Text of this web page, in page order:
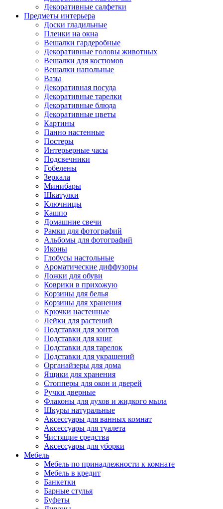
Декоративные салфетки
Предметы интерьера
Доски гладильные
Пленки на окна
Вешалки гардеробные
Декоративные головы животных
Вешалки для костюмов
Вешалки напольные
Вазы
Декоративная посуда
Декоративные тарелки
Декоративные блюда
Декоративные цветы
Картины
Панно настенные
Постеры
Интерьерные часы
Подсвечники
Гобелены
Зеркала
Минибары
Шкатулки
Ключницы
Кашпо
Домашние свечи
Рамки для фотографий
Альбомы для фотографий
Иконы
Глобусы настольные
Ароматические диффузоры
Ложки для обуви
Коврики в прихожую
Корзины для белья
Корзины для хранения
Крючки настенные
Лейки для растений
Подставки для зонтов
Подставки для книг
Подставки для тарелок
Подставки для украшений
Органайзеры для дома
Ящики для хранения
Стопперы для окон и дверей
Ручки дверные
Флаконы для духов и жидкого мыла
Шкуры натуральные
Аксессуары для ванных комнат
Аксессуары для туалета
Чистящие средства
Аксессуары для уборки
Мебель
Мебель по принадлежности к комнате
Мебель в кредит
Банкетки
Барные стулья
Буфеты